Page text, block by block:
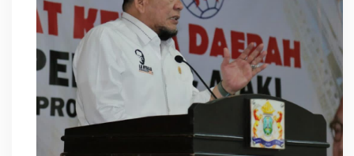
a
N
i